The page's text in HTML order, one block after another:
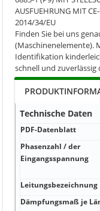
AUSFUEHRUNG MIT
2014/34/EU
Finden Sie bei uns
(Maschinenelemente).
Identifikation
schnell und
Technische Daten
PDF-Datenblatt
Phasenzahl / der
Eingangsspannung
Leitungsbezeichnung
Dämpfungsmaß je